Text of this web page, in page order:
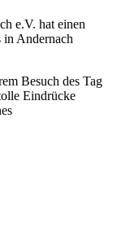
e.V. hat einen
in Andernach
Besuch des Tag
Eindrücke